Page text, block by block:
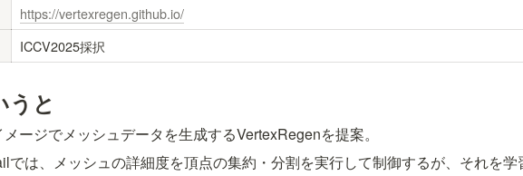
https://vertexregen.github.io/
ICCV2025採択
うと
ージでメッシュデータを生成するVertexRegenを提案。
では、メッシュの詳細度を頂点の集約・分割を実行して制御するが、それを学